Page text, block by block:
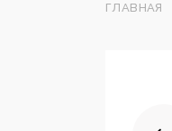
ГЛАВНАЯ